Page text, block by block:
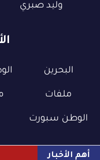
أهم الأخبار
البحرين
ملفات
الوطن سبورت
وليد صبري